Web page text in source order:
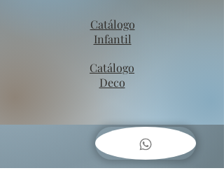
Catálogo
Infantil
Catálogo
Deco